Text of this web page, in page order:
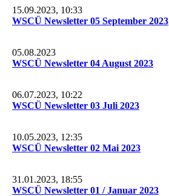
15.09.2023, 10:33
WSCÜ Newsletter 05 September 2023
05.08.2023
WSCÜ Newsletter 04 August 2023
06.07.2023, 10:22
WSCÜ Newsletter 03 Juli 2023
10.05.2023, 12:35
WSCÜ Newsletter 02 Mai 2023
31.01.2023, 18:55
WSCÜ Newsletter 01 / Januar 2023